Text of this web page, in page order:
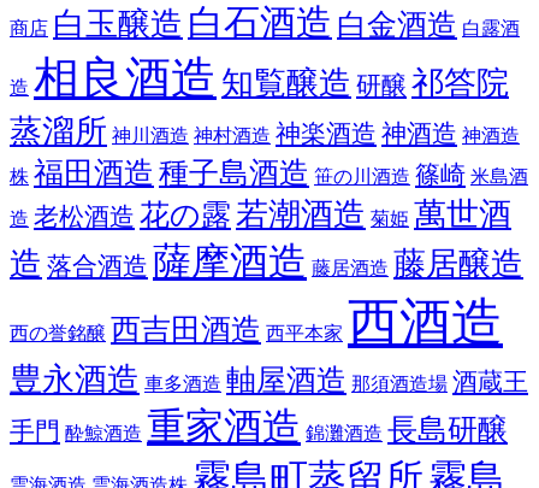
商店 白玉醸造 白石酒造 白金酒造 白露酒
造 相良酒造 知覧醸造 研醸 祁答院
蒸溜所 神川酒造 神村酒造 神楽酒造 神酒造 神酒造
株 福田酒造 種子島酒造 笹の川酒造 篠崎 米島酒
造 老松酒造 花の露若潮酒造 菊姫 萬世酒
造 落合酒造 薩摩酒造 藤居酒造 藤居醸造
西の誉銘醸 西吉田酒造 西平本家 西酒造
豊永酒造 車多酒造 軸屋酒造 那須酒造場 酒蔵王
手門 酔鯨酒造 重家酒造 錦灘酒造 長島研醸
霧島町蒸留所霧島